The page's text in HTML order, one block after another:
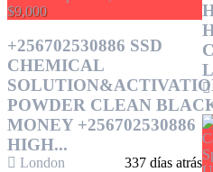
$9,000
+256702530886 SSD
CHEMICAL
POWDER CLEAN
MONEY +256702530886
HIGH...
London 337 días atrás